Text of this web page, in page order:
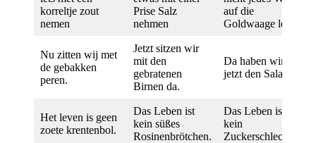
korreltje zout
nemen
Prise Salz
nehmen
auf die
Goldwaage legen
Nu zitten wij met
de gebakken
peren.
Jetzt sitzen wir
mit den
gebratenen
Birnen da.
Da haben wir
jetzt den Salat.
Het leven is geen
zoete krentenbol.
Das Leben ist
kein süßes
Rosinenbrötchen.
Das Leben ist
kein
Zuckerschlecken.